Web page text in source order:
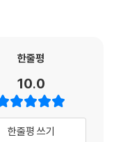
한줄평
10.0
한줄평 쓰기